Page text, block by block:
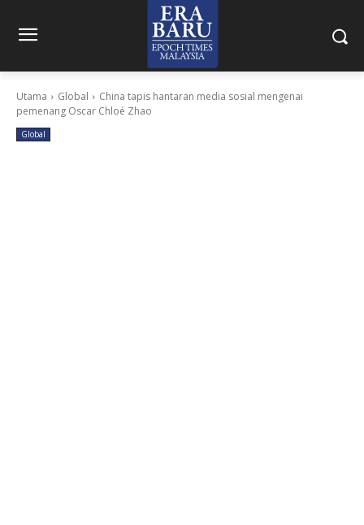
Utama Global
China tapis hantaran media sosial mengenai
pemenang Oscar Chloé Zhao
Global